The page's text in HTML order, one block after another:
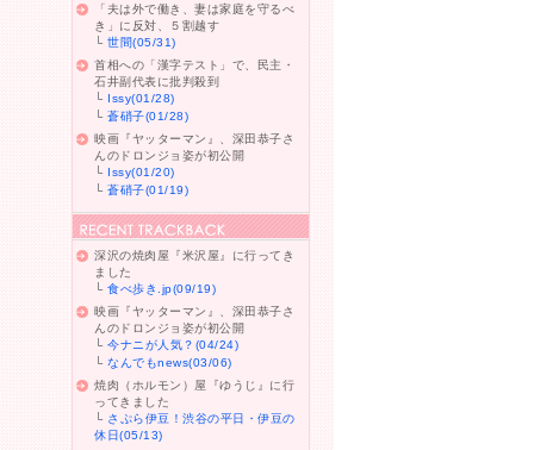
「夫は外で働き、妻は家庭を守るべ
き」に反対、５割越す
└世間(05/31)
首相への「漢字テスト」で、民主・
石井副代表に批判殺到
└ Issy(01/28)
└蒼硝子(01/28)
映画『ヤッターマン』、深田恭子さ
んのドロンジョ姿が初公開
└ Issy(01/20)
└蒼硝子(01/19)
深沢の焼肉屋『米沢屋』に行ってき
ました
└食べ歩き.jp(09/19)
映画『ヤッターマン』、深田恭子さ
んのドロンジョ姿が初公開
└今ナニが人気？(04/24)
└なんでもnews(03/06)
焼肉（ホルモン）屋『ゆうじ』に行
ってきました
└ さぷら伊豆！渋谷の平日・伊豆の
休日(05/13)